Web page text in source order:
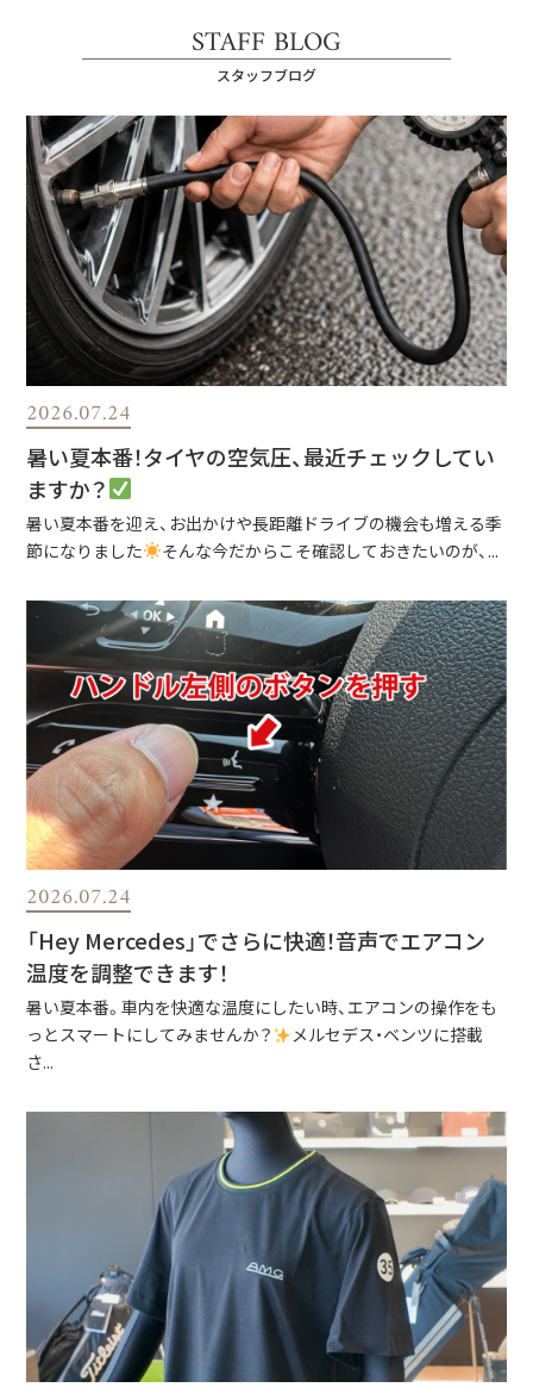
STAFF BLOG
スタッフブログ
2026.07.24
暑い夏本番！タイヤの空気圧、最近チェックしてい
ますか？
暑い夏本番を迎え、お出かけや長距離ドライブの機会も増える季
節になりました
そんな今だからこそ確認しておきたいのが、...
2026.07.24
「Hey Mercedes」でさらに快適！音声でエアコン
温度を調整できます！
暑い夏本番。車内を快適な温度にしたい時、エアコンの操作をも
っとスマートにしてみませんか？
メルセデス・ベンツに搭載
さ...